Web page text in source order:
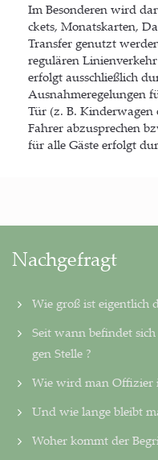
Im Beson­de­ren wird
ckets, Monats­kar­ten,
Trans­fer genutzt
regu­lä­ren
erfolgt aus­schließ­lich
Aus­nah­me­re­ge­lun­gen
Tür (z. B.
Fah­rer abzu­spre­chen
für alle Gäs­te erfolgt
Nachgefragt
Wie groß ist eigentlich
Seit wann befindet
gen Stelle ?
Wie wird man Offizier
Und wie lange bleibt
Woher kommt der